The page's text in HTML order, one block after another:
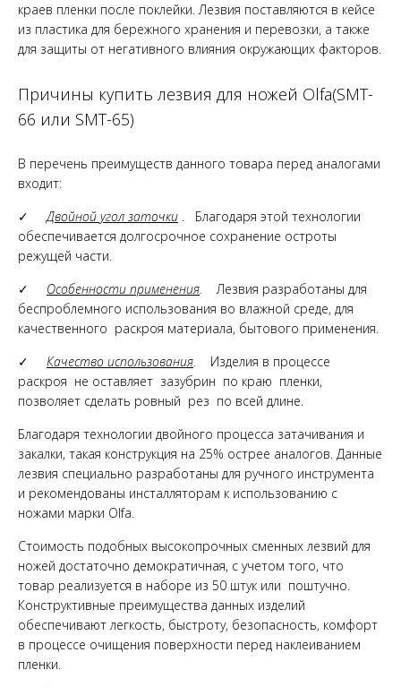
краев пленки после поклейки. Лезвия поставляются в кейсе
из пластика для бережного хранения и перевозки, а также
для защиты от негативного влияния окружающих факторов.
Причины купить лезвия для ножей Olfa(SMT-
66 или SMT-65)
В перечень преимуществ данного товара перед аналогами
входит:
✓Двойной угол заточки . Благодаря этой технологии
обеспечивается долгосрочное сохранение остроты
режущей части.
✓ Особенности применения.Лезвия разработаны для
беспроблемного использования во влажной среде, для
качественного раскроя материала, бытового применения.
✓ Качество использования. Изделия в процессе
раcкроя не оставляет зазубрин по краю пленки,
позволяет сделать ровный рез по всей длине.
Благодаря технологии двойного процесса затачивания и
закалки, такая конструкция на 25% острее аналогов. Данные
лезвия специально разработаны для ручного инструмента
и рекомендованы инсталляторам к использованию с
ножами марки Olfa.
Стоимость подобных высокопрочных сменных лезвий для
ножей достаточно демократичная, с учетом того, что
товар реализуется в наборе из 50 штук или поштучно.
Конструктивные преимущества данных изделий
обеспечивают легкость, быстроту, безопасность, комфорт
в процессе очищения поверхности перед наклеиванием
пленки.